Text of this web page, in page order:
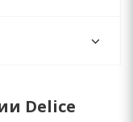
Delice